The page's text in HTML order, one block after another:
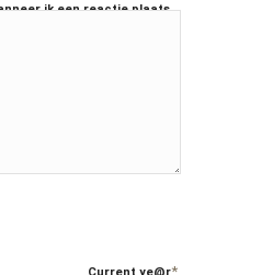
ik een reactie plaats.
Current ye@r*